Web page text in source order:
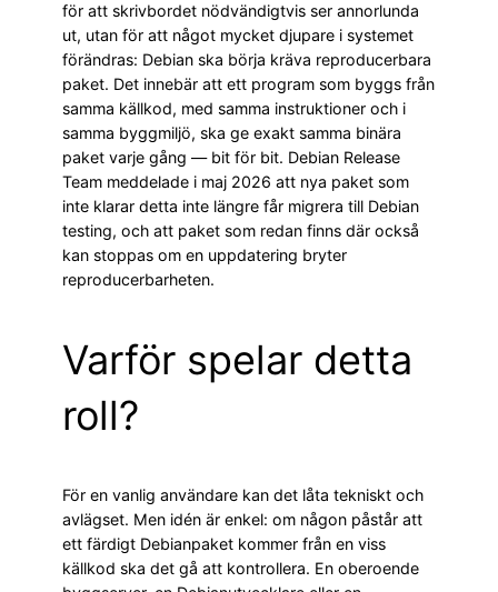
för att skrivbordet nödvändigtvis ser annorlunda
ut, utan för att något mycket djupare i systemet
förändras: Debian ska börja kräva reproducerbara
paket. Det innebär att ett program som byggs från
samma källkod, med samma instruktioner och i
samma byggmiljö, ska ge exakt samma binära
paket varje gång — bit för bit. Debian Release
Team meddelade i maj 2026 att nya paket som
inte klarar detta inte längre får migrera till Debian
testing, och att paket som redan finns där också
kan stoppas om en uppdatering bryter
reproducerbarheten.
Varför spelar detta
roll?
För en vanlig användare kan det låta tekniskt och
avlägset. Men idén är enkel: om någon påstår att
ett färdigt Debianpaket kommer från en viss
källkod ska det gå att kontrollera. En oberoende